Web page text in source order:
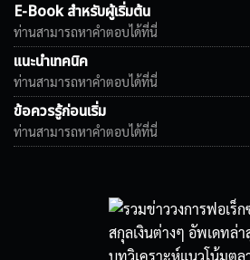
E-Book สำหรับผู้เริ่มต้น
ท่านสามารถหาคำตอบได้ที่นี่
แนะนำเทคนิค
ท่านสามารถหาคำตอบได้ที่นี่
ข้อควรรู้ก่อนเริ่ม
ท่านสามารถหาคำตอบได้ที่นี่